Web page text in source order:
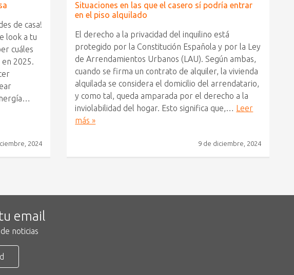
de casa!
look a tu
cuáles
2025.
2024
Situaciones en las que el casero sí podría entrar
en el piso alquilado
El derecho a la privacidad del inquilino está
protegido por la Constitución Española y por la Ley
de Arrendamientos Urbanos (LAU). Según ambas,
cuando se firma un contrato de alquiler, la vivienda
alquilada se considera el domicilio del arrendatario,
y como tal, queda amparada por el derecho a la
inviolabilidad del hogar. Esto significa que,… Leer
más »
9 de diciembre, 2024
email
noticias